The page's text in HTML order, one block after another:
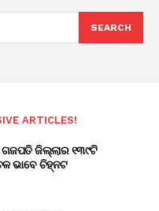
SEARCH
ARTICLES!
ଜିଲ୍ଲାର ୧୩୯ଟି
ଭାବେ ଚିହ୍ନଟ